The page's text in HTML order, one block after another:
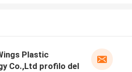
Plastic
Co.,Ltd profilo del